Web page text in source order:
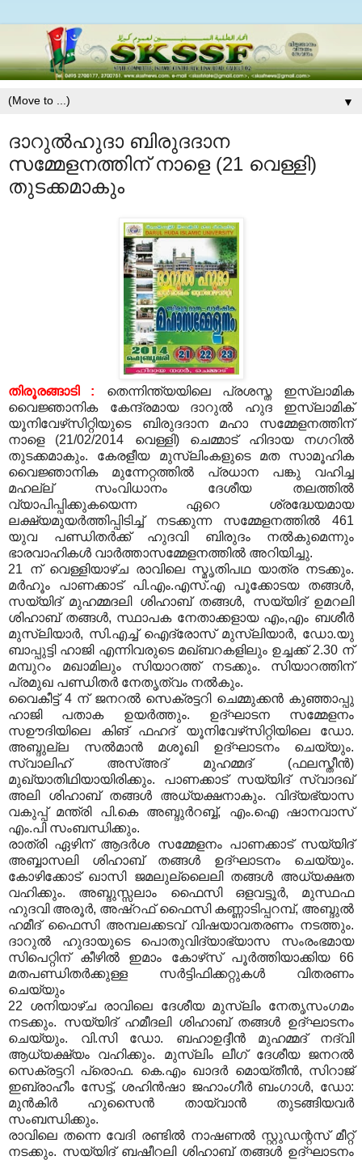
▼
ദാറുല്‍ഹുദാ ബിരുദദാന
സമ്മേളനത്തിന് നാളെ (21 വെള്ളി)
തുടക്കമാകും
തിരൂരങ്ങാടി : തെന്നിന്ത്യയിലെ പ്രശസ്ത ഇസ്‌ലാമിക
വൈജ്ഞാനിക കേന്ദ്രമായ ദാറുല്‍ ഹുദ ഇസ്‌ലാമിക്
യൂനിവേഴ്‌സിറ്റിയുടെ ബിരുദദാന മഹാ സമ്മേളനത്തിന്
നാളെ (21/02/2014 വെള്ളി) ചെമ്മാട് ഹിദായ നഗറില്‍
തുടക്കമാകും. കേരളീയ മുസ്‌ലിംകളുടെ മത സാമൂഹിക
വൈജ്ഞാനിക മുന്നേറ്റത്തില്‍ പ്രധാന പങ്കു വഹിച്ച
മഹല്ല് സംവിധാനം ദേശീയ തലത്തില്‍
വ്യാപിപ്പിക്കുകയെന്ന ഏറെ ശ്രദ്ധേയമായ
ലക്ഷ്യമുയര്‍ത്തിപ്പിടിച്ച് നടക്കുന്ന സമ്മേളനത്തില്‍ 461
യുവ പണ്ഡിതര്‍ക്ക് ഹുദവി ബിരുദം നല്‍കുമെന്നും
ഭാരവാഹികള്‍ വാര്‍ത്താസമ്മേളനത്തില്‍ അറിയിച്ചു.
21 ന് വെള്ളിയാഴ്ച രാവിലെ സ്മൃതിപഥ യാത്ര നടക്കും.
മര്‍ഹൂം പാണക്കാട് പി.എം.എസ്.എ പൂക്കോടയ തങ്ങള്‍,
സയ്യിദ് മുഹമ്മദലി ശിഹാബ് തങ്ങള്‍, സയ്യിദ് ഉമറലി
ശിഹാബ് തങ്ങള്‍, സ്ഥാപക നേതാക്കളായ എം,എം ബശീര്‍
മുസ്‌ലിയാര്‍, സി.എച്ച് ഐദ്രോസ് മുസ്‌ലിയാര്‍, ഡോ.യു
ബാപ്പുട്ടി ഹാജി എന്നിവരുടെ മഖ്ബറകളിലും ഉച്ചക്ക്2.30 ന്
മമ്പുറം മഖാമിലും സിയാറത്ത് നടക്കും. സിയാറത്തിന്
പ്രമുഖ പണ്ഡിതര്‍ നേതൃത്വം നല്‍കും.
വൈകീട്ട്4 ന് ജനറല്‍ സെക്രട്ടറി ചെമ്മുക്കന്‍ കുഞ്ഞാപ്പു
ഹാജി പതാക ഉയര്‍ത്തും. ഉദ്ഘാടന സമ്മേളനം
സഊദിയിലെ കിങ് ഫഹദ് യൂനിവേഴ്‌സിറ്റിയിലെ ഡോ.
അബ്ദുല്ല സല്‍മാന്‍ മശൂഖി ഉദ്ഘാടനം ചെയ്യും.
സ്വാലിഹ് അസ്അദ് മുഹമ്മദ് (ഫലസ്തീന്‍)
മുഖ്യാതിഥിയായിരിക്കും. പാണക്കാട് സയ്യിദ് സ്വാദഖ്
അലി ശിഹാബ് തങ്ങള്‍ അധ്യക്ഷനാകും. വിദ്യഭ്യാസ
വകുപ്പ് മന്ത്രി പി.കെ അബ്ദുര്‍റബ്ബ്, എം.ഐ ഷാനവാസ്
എം.പി സംബന്ധിക്കും.
രാത്രി ഏഴിന് ആദര്‍ശ സമ്മേളനം പാണക്കാട് സയ്യിദ്
അബ്ബാസലി ശിഹാബ് തങ്ങള്‍ ഉദ്ഘാടനം ചെയ്യും.
കോഴിക്കോട് ഖാസി ജമലുല്ലൈലി തങ്ങള്‍ അധ്യക്ഷത
വഹിക്കും. അബ്ദുസ്സലാം ഫൈസി ഒളവട്ടൂര്‍, മുസ്ഥഫ
ഹുദവി അരൂര്‍, അഷ്‌റഫ് ഫൈസി കണ്ണാടിപ്പറമ്പ്, അബ്ദുല്‍
ഹമീദ് ഫൈസി അമ്പലക്കടവ് വിഷയാവതരണം നടത്തും.
ദാറുല്‍ ഹുദായുടെ പൊതുവിദ്യാഭ്യാസ സംരംഭമായ
സിപെറ്റിന് കീഴില്‍ ഇമാം കോഴ്‌സ് പൂര്‍ത്തിയാക്കിയ 66
മതപണ്ഡിതര്‍ക്കുള്ള സര്‍ട്ടിഫിക്കറ്റുകള്‍ വിതരണം
ചെയ്യും
22 ശനിയാഴ്ച രാവിലെ ദേശീയ മുസ്‌ലിം നേതൃസംഗമം
നടക്കും. സയ്യിദ് ഹമീദലി ശിഹാബ് തങ്ങള്‍ ഉദ്ഘാടനം
ചെയ്യും. വി.സി ഡോ. ബഹാഉദ്ദീന്‍ മുഹമ്മദ് നദ്‌വി
ആധ്യക്ഷ്യം വഹിക്കും. മുസ്‌ലിം ലീഗ് ദേശീയ ജനറല്‍
സെക്രട്ടറി പ്രൊഫ. കെ.എം ഖാദര്‍ മൊയ്തീന്‍, സിറാജ്
ഇബ്രാഹീം സേട്ട്, ശഹിന്‍ഷാ ജഹാംഗീര്‍ ബംഗാള്‍, ഡോ:
മുന്‍കിര്‍ ഹുസൈന്‍ തായ്‌വാന്‍ തുടങ്ങിയവര്‍
സംബന്ധിക്കും.
രാവിലെ തന്നെ വേദി രണ്ടില്‍ നാഷണല്‍ സ്റ്റുഡന്റസ് മീറ്റ്
നടക്കും. സയ്യിദ് ബഷീറലി ശിഹാബ് തങ്ങള്‍ ഉദ്ഘാടനം